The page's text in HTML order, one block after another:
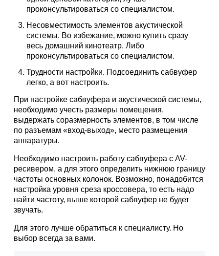
проконсультироваться со специалистом.
Несовместимость элементов акустической
системы. Во избежание, можно купить сразу
весь домашний кинотеатр. Либо
проконсультироваться со специалистом.
Трудности настройки. Подсоединить сабвуфер
легко, а вот настроить.
При настройке сабвуфера и акустической системы,
необходимо учесть размеры помещения,
выдержать соразмерность элементов, в том числе
по разъемам «вход-выход», место размещения
аппаратуры.
Необходимо настроить работу сабвуфера с AV-
ресивером, а для этого определить нижнюю границу
частоты основных колонок. Возможно, понадобится
настройка уровня среза кроссовера, то есть надо
найти частоту, выше которой сабвуфер не будет
звучать.
Для этого лучше обратиться к специалисту. Но
выбор всегда за вами.